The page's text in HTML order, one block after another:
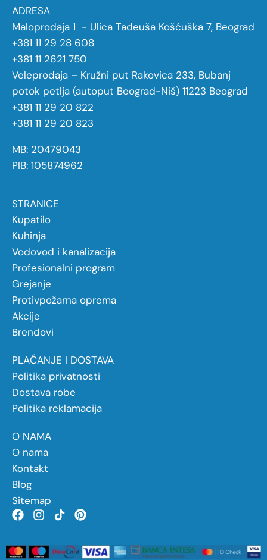
ADRESA
Maloprodaja 1 - Ulica Tadeuša Košćuška 7, Beograd
+381 11 29 28 608
+381 11 2621 750
Veleprodaja – Kružni put Rakovica 233, Bubanj
potok petlja (autoput Beograd-Niš) 11223 Beograd
+381 11 29 20 822
+381 11 29 20 823
MB: 20479043
PIB: 105874962
STRANICE
Kupatilo
Kuhinja
Vodovod i kanalizacija
Profesionalni program
Grejanje
Protivpožarna oprema
Akcije
Brendovi
PLAĆANJE I DOSTAVA
Politika privatnosti
Dostava robe
Politika reklamacija
O NAMA
O nama
Kontakt
Blog
Sitemap